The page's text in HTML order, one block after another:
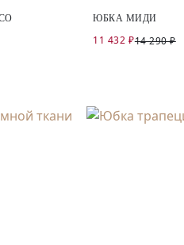
ЮБКА МИДИ
11 432 ₽14 290 ₽